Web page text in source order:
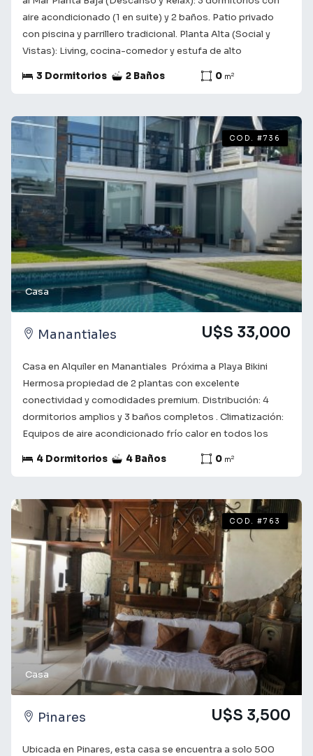
aire acondicionado (1 en suite) y 2 baños. Patio privado
con piscina y parrillero tradicional. Planta Alta (Social y
Vistas): Living, cocina-comedor y estufa de alto
parrillero brasileño (con espeto). Exteriores al Frente: Dos
TV con Chromecast y grilla de canales internacionales.
Consulta con nuestros asesores para obtener más
información y coordinar una visita. Te acompañamos en el
camino a encontrar lo que buscas! ¡Tu futuro comienza
aquí!
3 Dormitorios 2 Baños 0 m2
Casa
COD. #736
Manantiales U$S 33,000
Casa en Alquiler en Manantiales  Próxima a Playa Bikini
Hermosa propiedad de 2 plantas con excelente
conectividad y comodidades premium. Distribución: 4
dormitorios amplios y 3 baños completos . Climatización:
Equipos de aire acondicionado frío calor en todos los
barbacoa familiar con parrillero y horno de barro. A pocas
nuestros asesores para obtener más información y
coordinar una visita. Te acompañamos en el camino a
encontrar lo que buscas! ¡Tu futuro comienza aquí!
4 Dormitorios 4 Baños 0 m2
Casa
COD. #763
Pinares U$S 3,500
Ubicada en Pinares, esta casa se encuentra a solo 500